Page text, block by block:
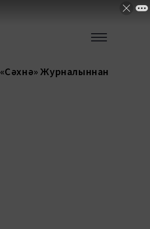
«Сәхнә» Журналыннан